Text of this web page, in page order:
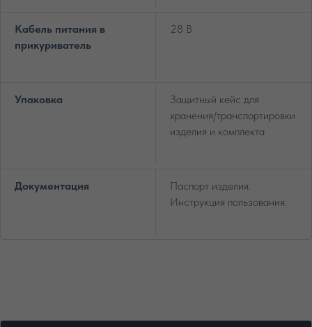
Кабель питания в
прикуриватель
28 В
Упаковка
Защитный кейс для
хранения/транспортировки
изделия и комплекта
Документация
Паспорт изделия.
Инструкция пользования.